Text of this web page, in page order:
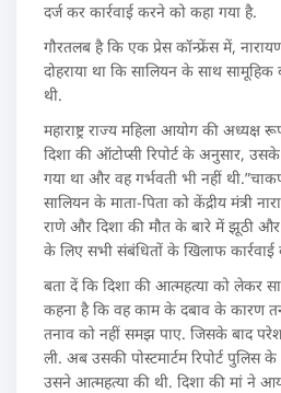
दर्ज कर कार्रवाई करने को कहा गया है.
गौरतलब है कि एक प्रेस कॉन्फ्रेंस में,
दोहराया था कि सालियन के साथ
थी.
महाराष्ट्र राज्य महिला आयोग की
दिशा की ऑटोप्सी रिपोर्ट के अनुसार,
गया था और वह गर्भवती भी नहीं
सालियन के माता-पिता को केंद्रीय मंत्री
राणे और दिशा की मौत के बारे में झूठी और
के लिए सभी संबंधितों के खिलाफ कार्रवाई
बता दें कि दिशा की आत्महत्या को लेकर
कहना है कि वह काम के दबाव के कारण
तनाव को नहीं समझ पाए. जिसके बाद
ली. अब उसकी पोस्टमार्टम रिपोर्ट
उसने आत्महत्या की थी. दिशा की मां ने